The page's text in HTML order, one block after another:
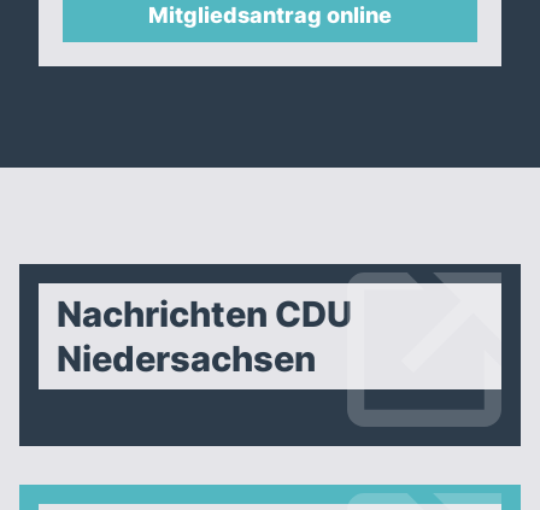
Mitgliedsantrag online
Nachrichten CDU
Niedersachsen